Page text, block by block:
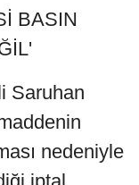
BASIN
Saruhan
nedeniyle